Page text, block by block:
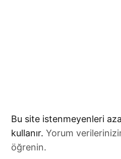
Bu site istenmeyenleri
kullanır.Yorum
öğrenin.